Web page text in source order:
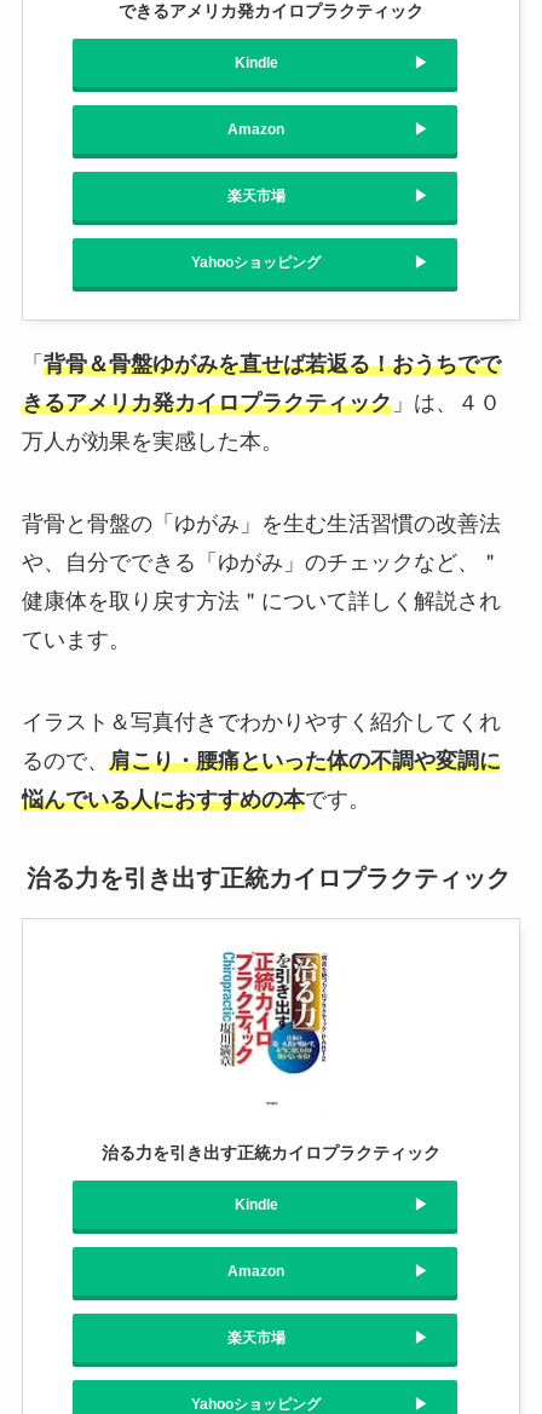
できるアメリカ発カイロプラクティック
Kindle
Amazon
楽天市場
Yahooショッピング
「 背骨＆骨盤ゆがみを直せば若返る！おうちでで
きるアメリカ発カイロプラクティック」は、４０
万人が効果を実感した本。
背骨と骨盤の「ゆがみ」を生む生活習慣の改善法
や、自分でできる「ゆがみ」のチェックなど、＂
健康体を取り戻す方法＂について詳しく解説され
ています。
イラスト＆写真付きでわかりやすく紹介してくれ
るので、 肩こり・腰痛といった体の不調や変調に
悩んでいる人におすすめの本です。
治る力を引き出す正統カイロプラクティック
治る力を引き出す正統カイロプラクティック
Kindle
Amazon
楽天市場
Yahooショッピング